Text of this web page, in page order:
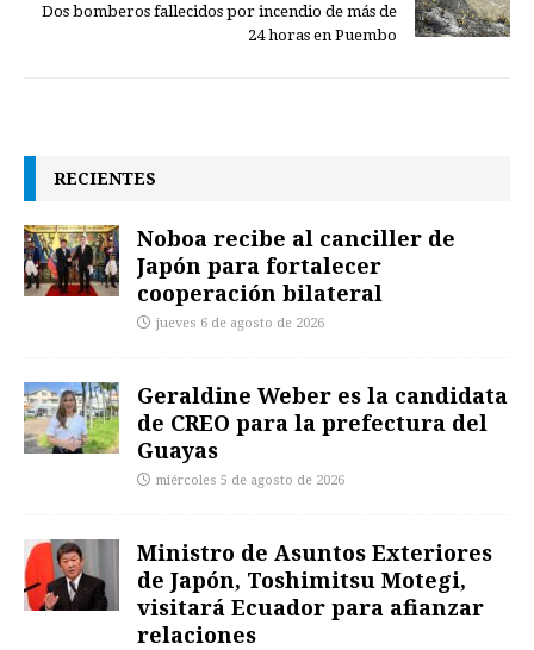
Dos bomberos fallecidos por incendio de más de
24 horas en Puembo
RECIENTES
Noboa recibe al canciller de
Japón para fortalecer
cooperación bilateral
jueves 6 de agosto de 2026
Geraldine Weber es la candidata
de CREO para la prefectura del
Guayas
miércoles 5 de agosto de 2026
Ministro de Asuntos Exteriores
de Japón, Toshimitsu Motegi,
visitará Ecuador para afianzar
relaciones